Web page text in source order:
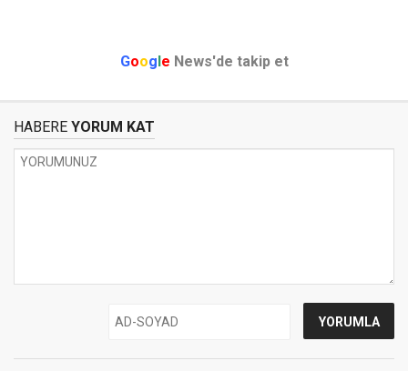
Google News'de takip et
HABERE YORUM KAT